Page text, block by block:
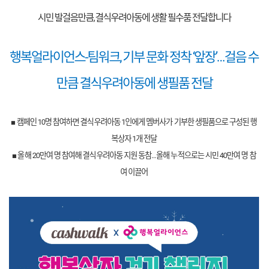
시민 발걸음만큼, 결식우려아동에 생활 필수품 전달합니다
행복얼라이언스-팀워크, 기부 문화 정착 ‘앞장’…걸음 수
만큼 결식우려아동에 생필품 전달
■ 캠페인 10명 참여하면 결식우려아동 1인에게 멤버사가 기부한 생필품으로 구성된 행
복상자 1개 전달
■ 올해 20만여 명 참여해 결식우려아동 지원 동참…올해 누적으로는 시민 40만여 명 참
여 이끌어